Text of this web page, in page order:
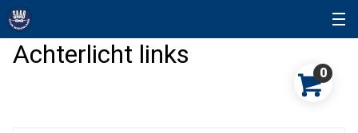
Achterlicht links
0